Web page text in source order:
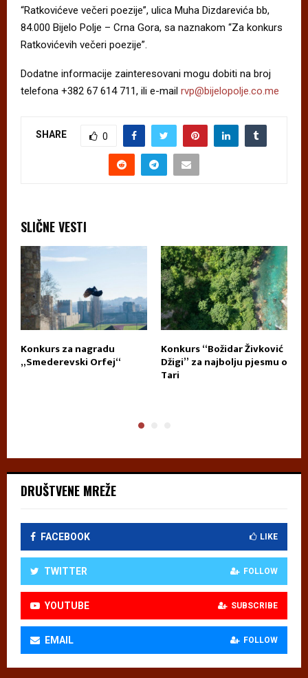
“Ratkovićeve večeri poezije”, ulica Muha Dizdarevića bb,
84.000 Bijelo Polje – Crna Gora, sa naznakom “Za konkurs
Ratkovićevih večeri poezije”.
Dodatne informacije zainteresovani mogu dobiti na broj
telefona +382 67 614 711, ili e-mail rvp@bijelopolje.co.me
SHARE 0
SLIČNE VESTI
Konkurs za nagradu
„Smederevski Orfej“
Konkurs “Božidar Živković
Džigi” za najbolju pjesmu o
Tari
DRUŠTVENE MREŽE
FACEBOOK LIKE
TWITTER FOLLOW
YOUTUBE SUBSCRIBE
EMAIL FOLLOW